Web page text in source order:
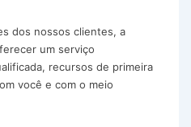
dos nossos clientes, a
um serviço
recursos de primeira
você e com o meio